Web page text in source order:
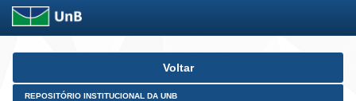
Skip
Voltar
REPOSITÓRIO INSTITUCIONAL DA UNB